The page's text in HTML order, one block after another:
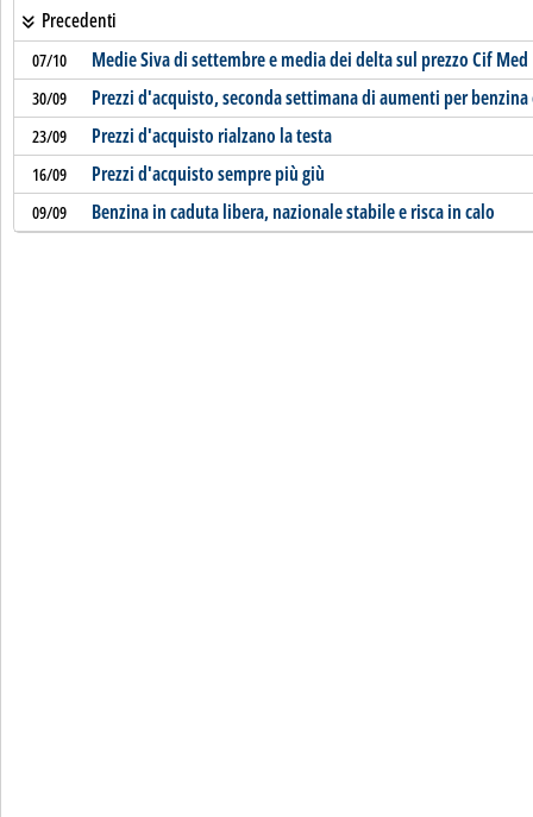
Precedenti
07/10 Medie Siva di settembre e media dei delta sul prezzo Cif Med
30/09 Prezzi d'acquisto, seconda settimana di aumenti per benzina
23/09 Prezzi d'acquisto rialzano la testa
16/09 Prezzi d'acquisto sempre più giù
09/09 Benzina in caduta libera, nazionale stabile e risca in calo